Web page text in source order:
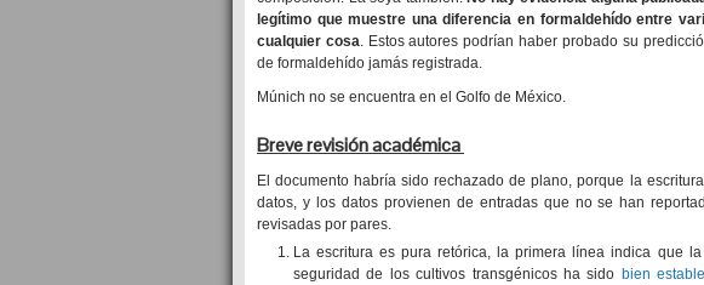
legítimo que muestre una diferencia en formaldehído entre
cualquier cosa. Estos autores podrían haber probado su
de formaldehído jamás registrada.
Múnich no se encuentra en el Golfo de México.
Breve revisión académica
El documento habría sido rechazado de plano, porque la
datos, y los datos provienen de entradas que no se han
revisadas por pares.
La escritura es pura retórica, la primera línea indica que
seguridad de los cultivos transgénicos ha sido bien